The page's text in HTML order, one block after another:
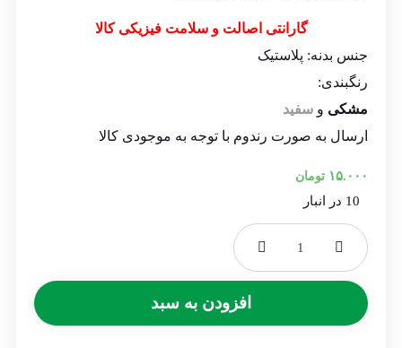
گارانتی اصالت و سلامت فیزیکی کالا
جنس بدنه: پلاستیک
رنگبندی:
مشکی و سفید
ارسال به صورت رندوم با توجه به موجودی کالا
۱۵.۰۰۰ تومان
10 در انبار
فیش
آنتن
مدل
افزودن به سبد